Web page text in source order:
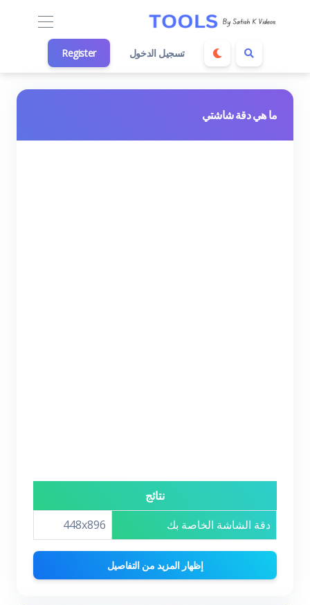
تسجيل الدخول Register
ما هي دقة شاشتي
نتائج
دقة الشاشة الخاصة بك
448x896
إظهار المزيد من التفاصيل